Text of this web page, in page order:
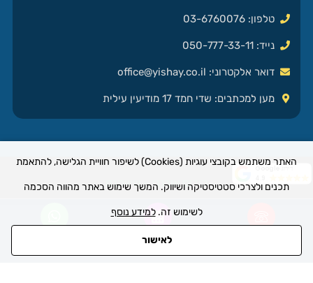
האתר משתמש בקובצי עוגיות (Cookies) לשיפור חוויית הגלישה, להתאמת
תכנים ולצרכי סטטיסטיקה ושיווק. המשך שימוש באתר מהווה הסכמה
לשימוש זה.למידע נוסף
לאישור
טלפון: 03-6760076
נייד: 050-777-33-11
דואר אלקטרוני: office@yishay.co.il
מען למכתבים: שדי חמד 17 מודיעין עילית
קידום אורגני – שיווקנט